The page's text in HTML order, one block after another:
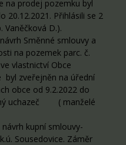
na prodej pozemku byl
20.12.2021. Přihlásili se 2
Vaněčková D.).
Směnné smlouvy a
na pozemek parc. č.
vlastnictví Obce
byl zveřejněn na úřední
obce od 9.2.2022 do
uchazeč ( manželé
kupní smlouvy-
Sousedovice. Záměr